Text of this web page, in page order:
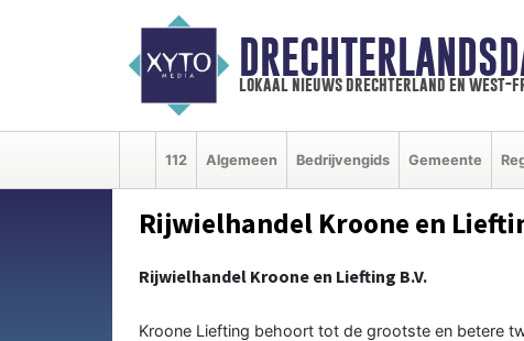
lokaal nieuws drechterland en west-
112 Algemeen Bedrijvengids Gemeente
Rijwielhandel Kroone en
Rijwielhandel Kroone en Liefting B.V.
Kroone Liefting behoort tot de grootste en betere